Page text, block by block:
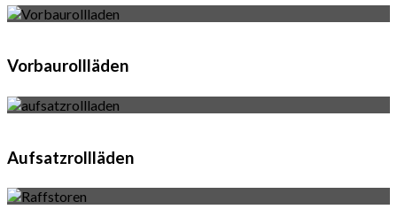
Vorbaurollläden
Aufsatzrollläden